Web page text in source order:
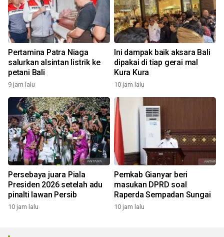
Pertamina Patra Niaga
salurkan alsintan listrik ke
petani Bali
9 jam lalu
Ini dampak baik aksara Bali
dipakai di tiap gerai mal
Kura Kura
10 jam lalu
Persebaya juara Piala
Presiden 2026 setelah adu
pinalti lawan Persib
10 jam lalu
Pemkab Gianyar beri
masukan DPRD soal
Raperda Sempadan Sungai
10 jam lalu